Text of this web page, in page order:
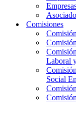
Comisiones
Laboral
Social